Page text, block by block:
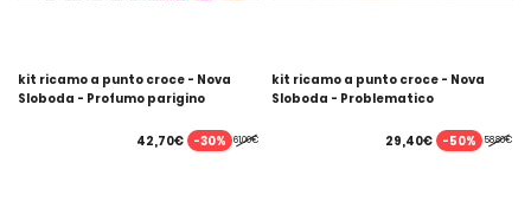
kit ricamo a punto croce - Nova
Sloboda - Profumo parigino
61,00€
42,70€ -30%
kit ricamo a punto croce - Nova
Sloboda - Problematico
58,80€
29,40€ -50%